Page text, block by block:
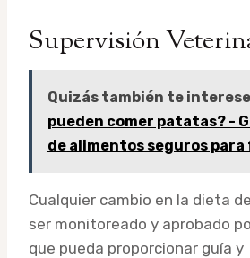
Supervisión
Quizás también te
pueden comer patatas? -
de alimentos seguros
Cualquier cambio en la dieta
ser monitoreado y aprobado
que pueda proporcionar guía y